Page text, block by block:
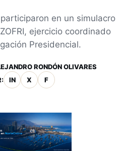
en un simulacro
ejercicio coordinado
Presidencial.
RONDÓN OLIVARES
IN X F